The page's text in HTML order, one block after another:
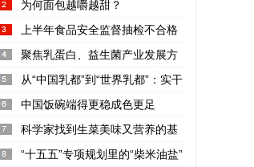
为何面包越嚼越甜？
上半年食品安全监督抽检不合格
率2.22%聚焦乳蛋白、益生菌产业发展方
向 “可感知高品质探寻荟”呼和浩...
从“中国乳都”到“世界乳都”：实干
铸就的产业丰碑
中国饭碗端得更稳成色更足
科学家找到生菜美味又营养的基
因密码“十五五”专项规划里的“柴米油盐”